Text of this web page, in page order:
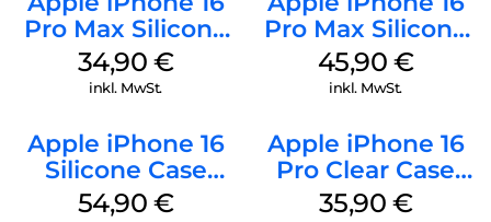
Pro Max Silicone
Case MagSafe
Denim
34,90 €
inkl. MwSt.
Pro Max Silicone
Case MagSafe
Ultramarine
45,90 €
inkl. MwSt.
Apple iPhone 16
Silicone Case
MagSafe Black
54,90 €
Apple iPhone 16
Pro Clear Case
MagSafe
35,90 €